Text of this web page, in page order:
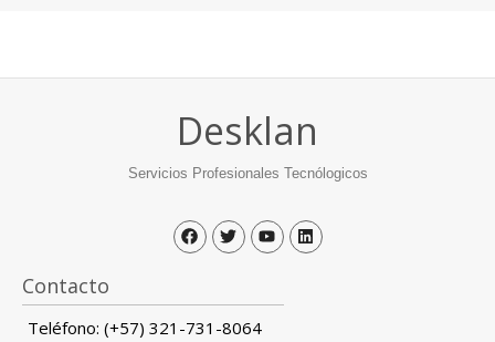
Desklan
Servicios Profesionales Tecnólogicos
Contacto
Teléfono: (+57) 321-731-8064